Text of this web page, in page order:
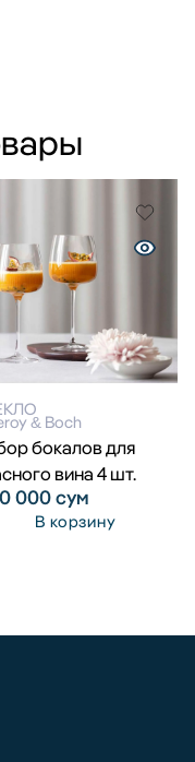
& Boch
бокалов для
вина 4 шт.
000сум
В корзину